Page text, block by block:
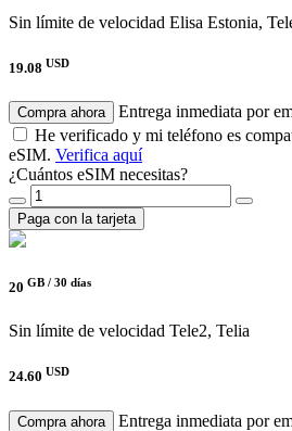
Sin límite de velocidad Elisa Estonia,
19.08 USD
Compra ahora
Entrega inmediata por
He verificado y mi teléfono es
eSIM. Verifica aquí
¿Cuántos eSIM necesitas?
Paga con la tarjeta
20 GB / 30 días
Sin límite de velocidad Tele2, Telia
24.60 USD
Compra ahora
Entrega inmediata por